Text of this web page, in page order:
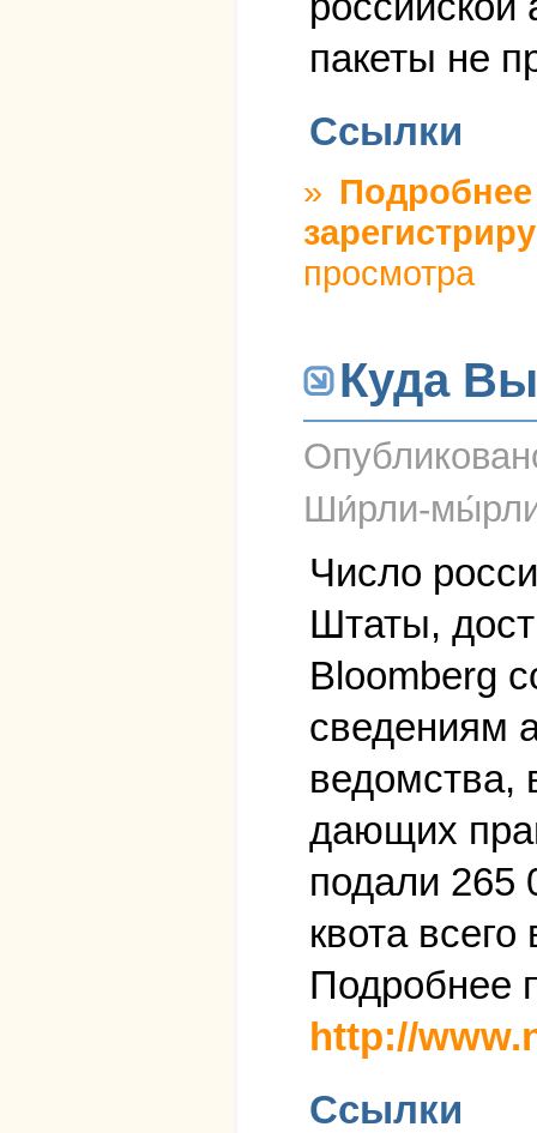
пакеты не
Ссылки
» Подробнее
просмотра
Куда
Ши́рли-
Число
Штаты,
Bloomberg
сведениям
ведомства,
дающих
подали 265
квота
Подробнее
http://
Ссылки